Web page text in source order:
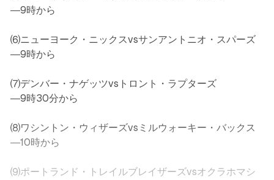
―9時から
⑹ニューヨーク・ニックスvsサンアントニオ・スパーズ
―9時から
⑺デンバー・ナゲッツvsトロント・ラプターズ
―9時30分から
⑻ワシントン・ウィザーズvsミルウォーキー・バックス
―10時から
⑼ポートランド・トレイルブレイザーズvsオクラホマシ